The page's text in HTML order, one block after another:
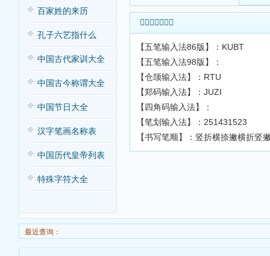
百家姓的来历
孔子六艺指什么
中国古代家训大全
中国古今称谓大全
中国节日大全
汉字笔画名称表
中国历代皇帝列表
特殊字符大全
𠱘字输入法查询
【五笔输入法86版】：KUBT
【五笔输入法98版】：
【仓颉输入法】：RTU
【郑码输入法】：JUZI
【四角码输入法】：
【笔划输入法】：251431523
【书写笔顺】：竖折横捺撇横折竖
最近查询：